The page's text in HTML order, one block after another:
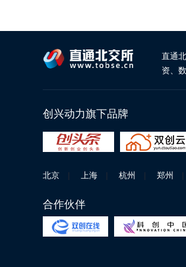
直通
资、
创兴动力旗下品牌
北京 | 上海 | 杭州 | 郑州 |
合作伙伴